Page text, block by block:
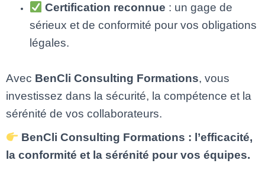
Certification reconnue : un gage de
sérieux et de conformité pour vos obligations
légales.
Avec BenCli Consulting Formations, vous
investissez dans la sécurité, la compétence et la
sérénité de vos collaborateurs.
BenCli Consulting Formations : l’efficacité,
la conformité et la sérénité pour vos équipes.